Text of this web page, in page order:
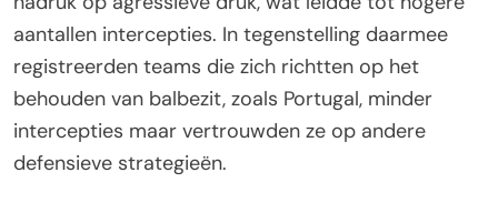
aantallen intercepties. In tegenstelling daarmee
registreerden teams die zich richtten op het
behouden van balbezit, zoals Portugal, minder
intercepties maar vertrouwden ze op andere
defensieve strategieën.